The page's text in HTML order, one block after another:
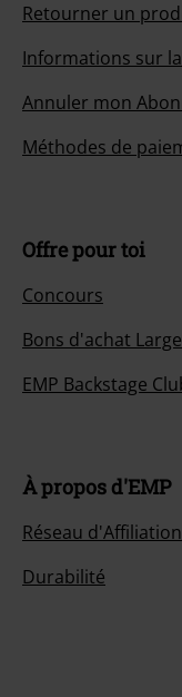
Retourner un
Informations sur
Annuler mon
Méthodes de
Offre pour toi
Concours
Bons d'achat Large
EMP Backstage
À propos d'EMP
Réseau d'Affiliation
Durabilité